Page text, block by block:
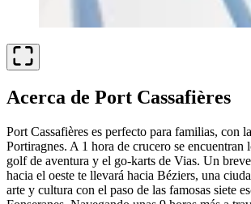
Acerca de Port Cassafières
Port Cassafières es perfecto para familias, con
Portiragnes. A 1 hora de crucero se encuentran
golf de aventura y el go-karts de Vias. Un
hacia el oeste te llevará hacia Béziers, una
arte y cultura con el paso de las famosas siete